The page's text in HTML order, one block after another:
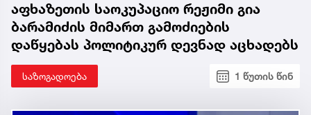
აფხაზეთის საოკუპაციო რეჟიმი გია
ბარამიძის მიმართ გამოძიების
დაწყებას პოლიტიკურ დევნად აცხადებს
საზოგადოება 1 წუთის წინ